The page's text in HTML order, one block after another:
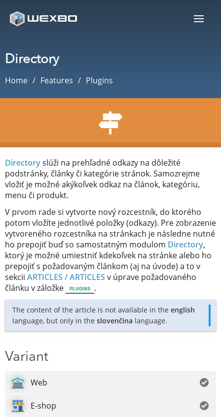
Directory
Home Features Plugins
Directoryslúži na prehľadné odkazy na dôležité
podstránky, články či kategórie stránok. Samozrejme
vložiť je možné akýkoľvek odkaz na článok, kategóriu,
menu či produkt.
V prvom rade si vytvorte nový rozcestník, do ktorého
potom vložíte jednotlivé položky (odkazy). Pre zobrazenie
vytvoreného rozcestníka na stránkach je následne nutné
ho prepojiť buď so samostatným modulom Directory,
ktorý je možné umiestniť kdekoľvek na stránke alebo ho
prepojiť s požadovaným článkom (aj na úvode) a to v
sekcii ARTICLES / ARTICLES v úprave požadovaného
článku v záložke
PLUGINS .
The content of the article is not available in the english
language, but only in the slovenčina language.
Variant
Web
E-shop